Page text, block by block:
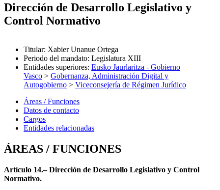
Dirección de Desarrollo Legislativo y
Control Normativo
Titular: Xabier Unanue Ortega
Periodo del mandato: Legislatura XIII
Entidades superiores: Eusko Jaurlaritza - Gobierno
Vasco > Gobernanza, Administración Digital y
Autogobierno > Viceconsejería de Régimen Jurídico
Áreas / Funciones
Datos de contacto
Cargos
Entidades relacionadas
ÁREAS / FUNCIONES
Artículo 14.– Dirección de Desarrollo Legislativo y Control
Normativo.